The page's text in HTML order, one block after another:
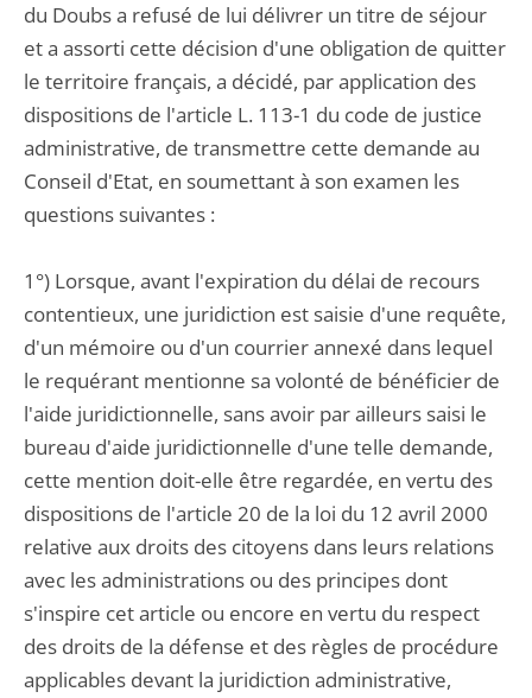
du Doubs a refusé de lui délivrer un titre de séjour
et a assorti cette décision d'une obligation de quitter
le territoire français, a décidé, par application des
dispositions de l'article L. 113-1 du code de justice
administrative, de transmettre cette demande au
Conseil d'Etat, en soumettant à son examen les
questions suivantes :
1°) Lorsque, avant l'expiration du délai de recours
contentieux, une juridiction est saisie d'une requête,
d'un mémoire ou d'un courrier annexé dans lequel
le requérant mentionne sa volonté de bénéficier de
l'aide juridictionnelle, sans avoir par ailleurs saisi le
bureau d'aide juridictionnelle d'une telle demande,
cette mention doit-elle être regardée, en vertu des
dispositions de l'article 20 de la loi du 12 avril 2000
relative aux droits des citoyens dans leurs relations
avec les administrations ou des principes dont
s'inspire cet article ou encore en vertu du respect
des droits de la défense et des règles de procédure
applicables devant la juridiction administrative,